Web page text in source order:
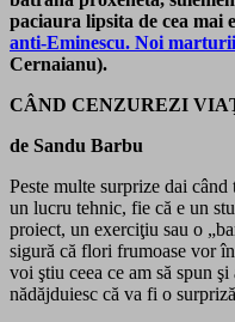
paciaura lipsita de cea mai
anti-Eminescu. Noi
Cernaianu).
CÂND CENZUREZI
de Sandu Barbu
Peste multe surprize dai
un lucru tehnic, fie că e un
proiect, un exerciţiu sau o
sigură că flori frumoase vor
voi ştiu ceea ce am să spun
nădăjduiesc că va fi o